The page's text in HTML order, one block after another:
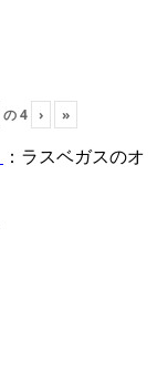
の4 › »
：ラスベガスのオ